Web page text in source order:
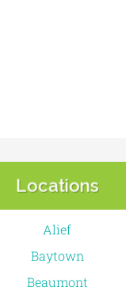
Locations
Alief
Baytown
Beaumont